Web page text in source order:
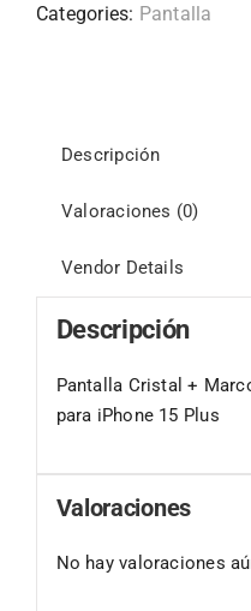
Categories: Pantalla
Descripción
Valoraciones (0)
Vendor Details
Descripción
Pantalla Cristal +
para iPhone 15 Plus
Valoraciones
No hay valoraciones